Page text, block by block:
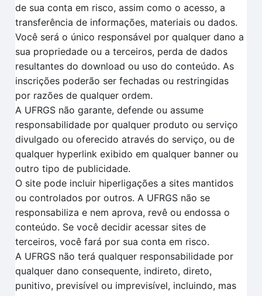
de sua conta em risco, assim como o acesso, a
transferência de informações, materiais ou dados.
Você será o único responsável por qualquer dano a
sua propriedade ou a terceiros, perda de dados
resultantes do download ou uso do conteúdo. As
inscrições poderão ser fechadas ou restringidas
por razões de qualquer ordem.
A UFRGS não garante, defende ou assume
responsabilidade por qualquer produto ou serviço
divulgado ou oferecido através do serviço, ou de
qualquer hyperlink exibido em qualquer banner ou
outro tipo de publicidade.
O site pode incluir hiperligações a sites mantidos
ou controlados por outros. A UFRGS não se
responsabiliza e nem aprova, revê ou endossa o
conteúdo. Se você decidir acessar sites de
terceiros, você fará por sua conta em risco.
A UFRGS não terá qualquer responsabilidade por
qualquer dano consequente, indireto, direto,
punitivo, previsível ou imprevisível, incluindo, mas